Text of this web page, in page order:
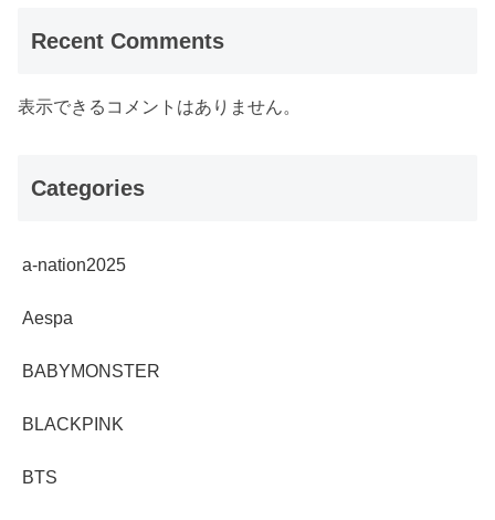
Recent Comments
表示できるコメントはありません。
Categories
a-nation2025
Aespa
BABYMONSTER
BLACKPINK
BTS